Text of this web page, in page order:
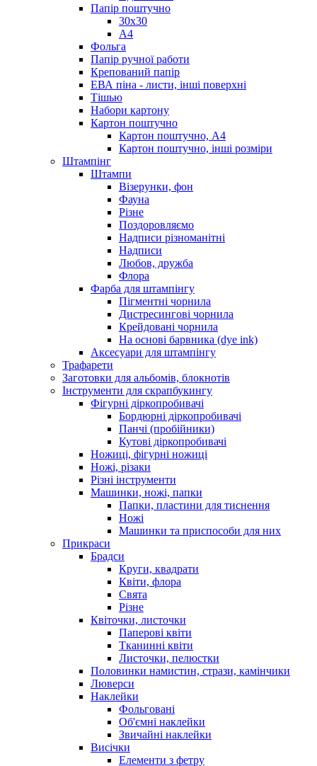
Папір поштучно
30х30
А4
Фольга
Папір ручної работи
Крепований папір
ЕВА піна - листи, інші поверхні
Тішью
Набори картону
Картон поштучно
Картон поштучно, А4
Картон поштучно, інші розміри
Штампінг
Штампи
Візерунки, фон
Фауна
Різне
Поздоровляємо
Надписи різноманітні
Надписи
Любов, дружба
Флора
Фарба для штампінгу
Пігментні чорнила
Дистресингові чорнила
Крейдовані чорнила
На основі барвника (dye ink)
Аксесуари для штампінгу
Трафарети
Заготовки для альбомів, блокнотів
Інструменти для скрапбукингу
Фігурні діркопробивачі
Бордюрні діркопробивачі
Панчі (пробійники)
Кутові діркопробивачі
Ножиці, фігурні ножиці
Ножі, різаки
Різні інструменти
Машинки, ножі, папки
Папки, пластини для тиснення
Ножі
Машинки та приспособи для них
Прикраси
Брадси
Круги, квадрати
Квіти, флора
Свята
Різне
Квіточки, листочки
Паперові квіти
Тканинні квіти
Листочки, пелюстки
Половинки намистин, стрази, камінчики
Люверси
Наклейки
Фольговані
Об'ємні наклейки
Звичайні наклейки
Висічки
Елементи з фетру